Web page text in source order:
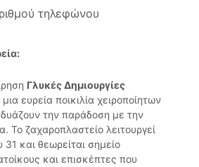
τηλεφώνου
Γλυκές Δημιουργίες
ευρεία ποικιλία χειροποίητων
την παράδοση με την
Το ζαχαροπλαστείο λειτουργεί
και θεωρείται σημείο
και επισκέπτες που